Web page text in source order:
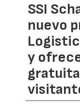
SSI
nuevo
y